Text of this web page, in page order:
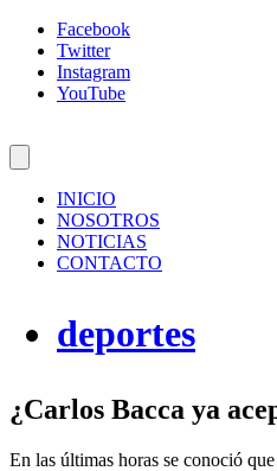
Facebook
Twitter
Instagram
YouTube
INICIO
NOSOTROS
NOTICIAS
CONTACTO
deportes
¿Carlos Bacca ya
En las últimas horas se conoció